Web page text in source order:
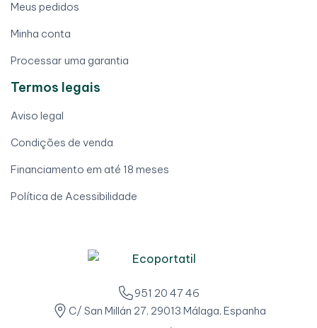
Meus pedidos
Minha conta
Processar uma garantia
Termos legais
Aviso legal
Condições de venda
Financiamento em até 18 meses
Política de Acessibilidade
951 20 47 46
C/ San Millán 27, 29013 Málaga, Espanha